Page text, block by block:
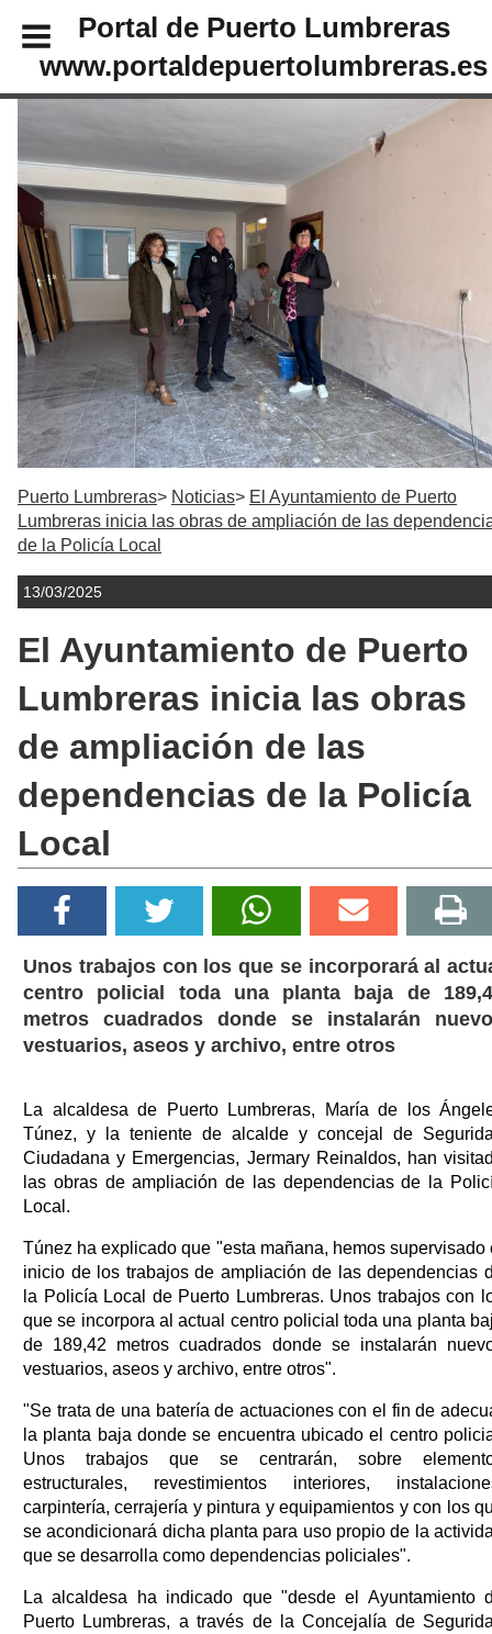
Portal de Puerto Lumbreras
www.portaldepuertolumbreras.es
Puerto Lumbreras Noticias
El Ayuntamiento de Puerto
Lumbreras inicia las obras de ampliación de las
de la Policía Local
13/03/2025
El Ayuntamiento de Puerto
Lumbreras inicia las obras
de ampliación de las
dependencias de la Policía
Local
Unos trabajos con los que se incorporará al
centro policial toda una planta baja de
metros cuadrados donde se instalarán
vestuarios, aseos y archivo, entre otros
La alcaldesa de Puerto Lumbreras, María de los
Túnez, y la teniente de alcalde y concejal de
Ciudadana y Emergencias, Jermary Reinaldos, han
las obras de ampliación de las dependencias de la
Local.
Túnez ha explicado que "esta mañana, hemos supervisado
inicio de los trabajos de ampliación de las dependencias
la Policía Local de Puerto Lumbreras. Unos trabajos con
que se incorpora al actual centro policial toda una planta
de 189,42 metros cuadrados donde se instalarán
vestuarios, aseos y archivo, entre otros".
"Se trata de una batería de actuaciones con el fin de
la planta baja donde se encuentra ubicado el centro
Unos trabajos que se centrarán, sobre
estructurales, revestimientos interiores,
carpintería, cerrajería y pintura y equipamientos y con los
se acondicionará dicha planta para uso propio de la
que se desarrolla como dependencias policiales".
La alcaldesa ha indicado que "desde el Ayuntamiento
Puerto Lumbreras, a través de la Concejalía de